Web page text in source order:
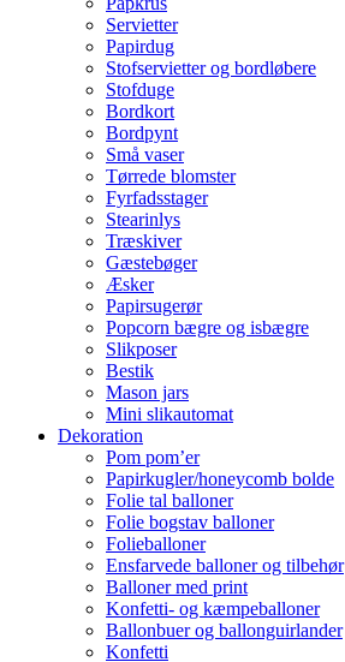
Servietter
Papirdug
Stofservietter og bordløbere
Stofduge
Bordkort
Bordpynt
Små vaser
Tørrede blomster
Fyrfadsstager
Stearinlys
Træskiver
Gæstebøger
Æsker
Papirsugerør
Popcorn bægre og isbægre
Slikposer
Bestik
Mason jars
Mini slikautomat
Dekoration
Pom pom’er
Papirkugler/honeycomb bolde
Folie tal balloner
Folie bogstav balloner
Folieballoner
Ensfarvede balloner og tilbehør
Balloner med print
Konfetti- og kæmpeballoner
Ballonbuer og ballonguirlander
Konfetti